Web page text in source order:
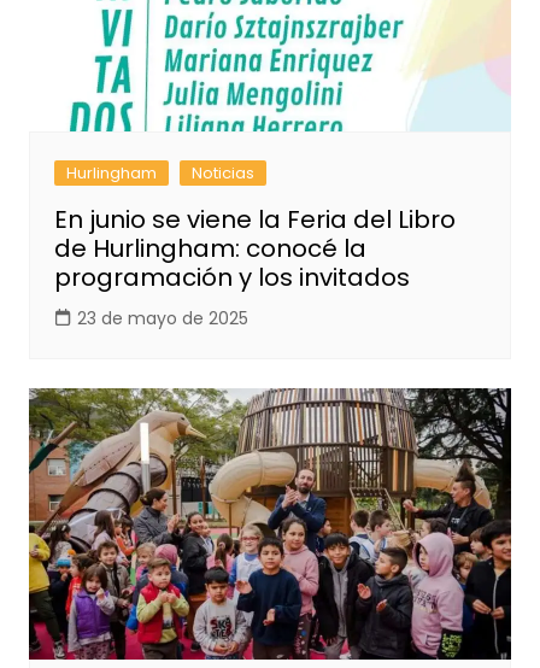
Hurlingham Noticias
En junio se viene la Feria del Libro
de Hurlingham: conocé la
programación y los invitados
23 de mayo de 2025